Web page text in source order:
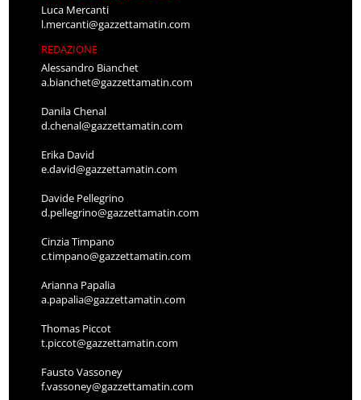
Luca Mercanti
l.mercanti@gazzettamatin.com
REDAZIONE
Alessandro Bianchet
a.bianchet@gazzettamatin.com
Danila Chenal
d.chenal@gazzettamatin.com
Erika David
e.david@gazzettamatin.com
Davide Pellegrino
d.pellegrino@gazzettamatin.com
Cinzia Timpano
c.timpano@gazzettamatin.com
Arianna Papalia
a.papalia@gazzettamatin.com
Thomas Piccot
t.piccot@gazzettamatin.com
Fausto Vassoney
f.vassoney@gazzettamatin.com